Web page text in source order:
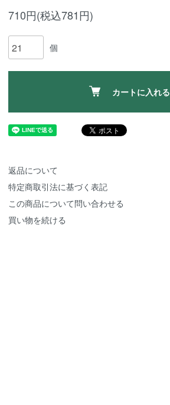
710円(税込781円)
個
カートに入れる
返品について
特定商取引法に基づく表記
この商品について問い合わせる
買い物を続ける